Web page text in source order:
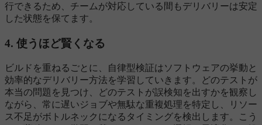
行できるため、チームが対応している間もデリバリーは安定
した状態を保てます。
4. 使うほど賢くなる
ビルドを重ねるごとに、自律型検証はソフトウェアの挙動と
効率的なデリバリー方法を学習していきます。どのテストが
本当の問題を見つけ、どのテストが誤検知を出すかを観察し
ながら、常に遅いジョブや無駄な重複処理を特定し、リソー
ス不足がボトルネックになるタイミングを検出します。こう